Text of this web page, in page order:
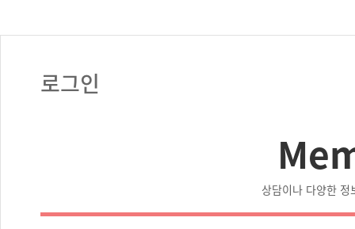
로그인
상담이나 다양한